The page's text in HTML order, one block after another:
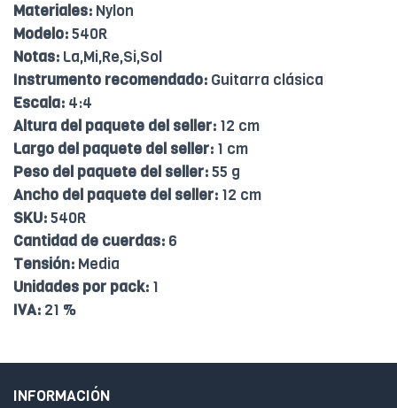
Materiales: Nylon
Modelo:540R
Notas: La,Mi,Re,Si,Sol
Instrumento recomendado: Guitarra clásica
Escala: 4:4
Altura del paquete del seller: 12 cm
Largo del paquete del seller: 1 cm
Peso del paquete del seller:55 g
Ancho del paquete del seller: 12 cm
SKU:540R
Cantidad de cuerdas: 6
Tensión: Media
Unidades por pack: 1
IVA: 21 %
INFORMACIÓN